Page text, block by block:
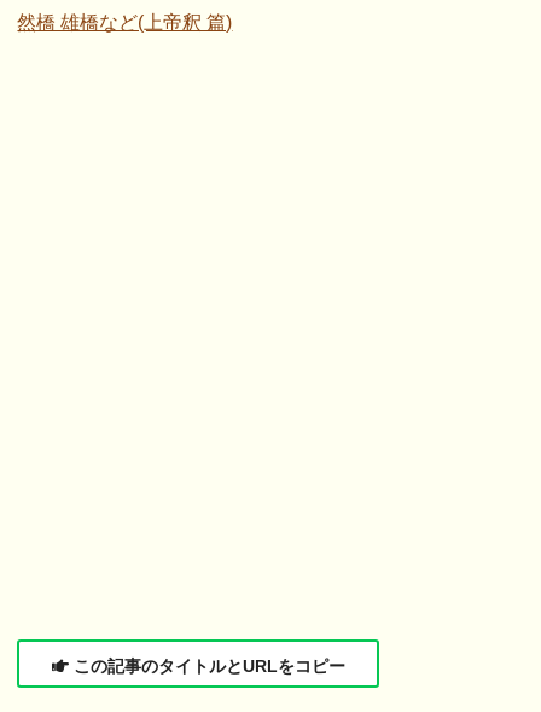
然橋 雄橋など(上帝釈 篇)
この記事のタイトルとURLをコピー